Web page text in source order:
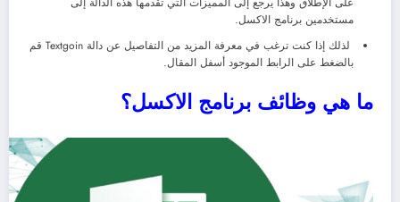
مستخدمين برنامج الاكسل.
لذلك إذا كنت ترغب في معرفة المزيد من التفاصيل عن دالة Textgoin قم
بالضغط على الرابط الموجود أسفل المقال.
ما هي وظائف برنامج الاكسل؟